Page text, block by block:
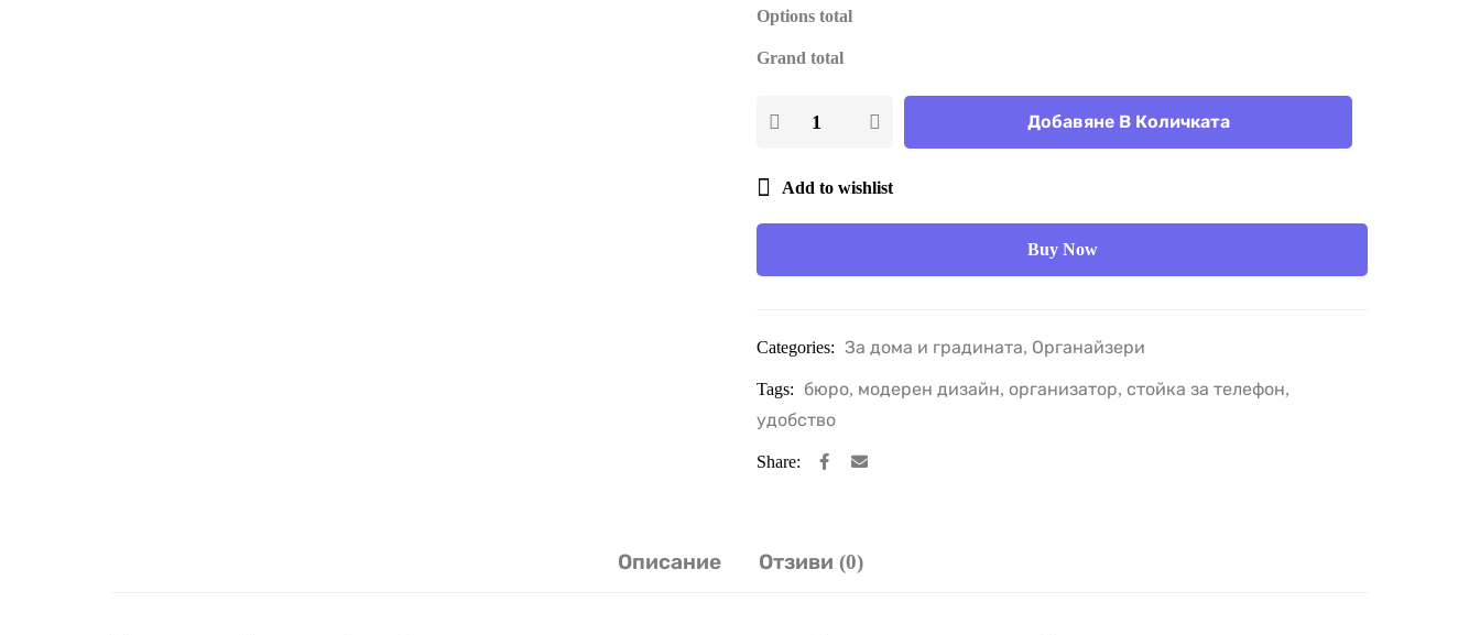
Options total
Grand total
Добавяне В Количката
Add to wishlist
Buy Now
Categories: За дома и градината, Органайзери
Tags: бюро, модерен дизайн, организатор, стойка за телефон,
удобство
Share:
Описание Отзиви (0)